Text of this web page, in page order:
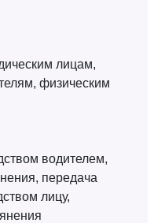
лицам,
физическим
водителем,
передача
лицу,